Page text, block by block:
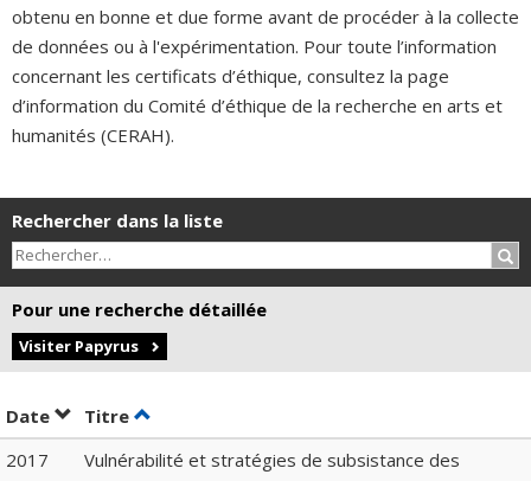
obtenu en bonne et due forme avant de procéder à la collecte
de données ou à l'expérimentation. Pour toute l’information
concernant les certificats d’éthique, consultez la page
d’information du Comité d’éthique de la recherche en arts et
humanités (CERAH).
Rechercher dans la liste
Pour une recherche détaillée
Visiter Papyrus
Date Trier par date en ordre décroissant
Titre Trier par titre en ordre décroissant
2017
Vulnérabilité et stratégies de subsistance des